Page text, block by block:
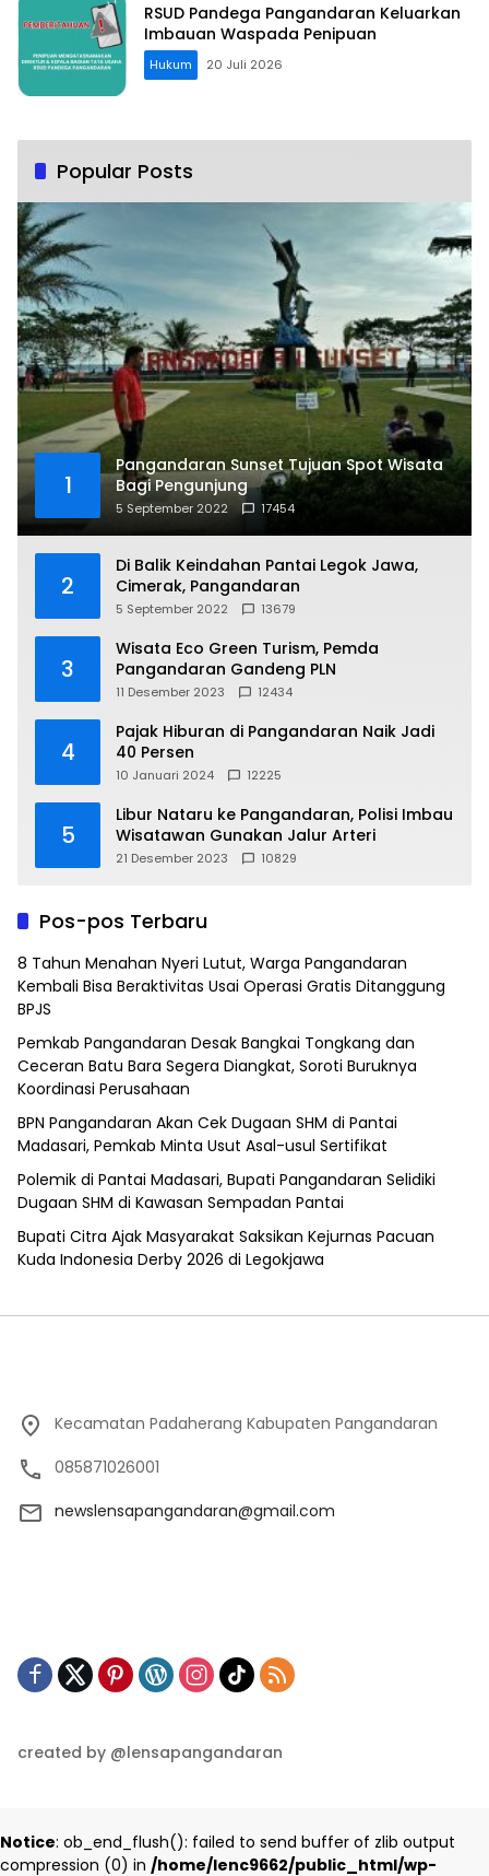
RSUD Pandega Pangandaran Keluarkan
Imbauan Waspada Penipuan
Hukum 20 Juli 2026
Popular Posts
1
Pangandaran Sunset Tujuan Spot Wisata
Bagi Pengunjung
5 September 2022 17454
2
Di Balik Keindahan Pantai Legok Jawa,
Cimerak, Pangandaran
5 September 2022 13679
3
Wisata Eco Green Turism, Pemda
Pangandaran Gandeng PLN
11 Desember 2023 12434
4
Pajak Hiburan di Pangandaran Naik Jadi
40 Persen
10 Januari 2024 12225
5
Libur Nataru ke Pangandaran, Polisi Imbau
Wisatawan Gunakan Jalur Arteri
21 Desember 2023 10829
Pos-pos Terbaru
8 Tahun Menahan Nyeri Lutut, Warga Pangandaran
Kembali Bisa Beraktivitas Usai Operasi Gratis Ditanggung
BPJS
Pemkab Pangandaran Desak Bangkai Tongkang dan
Ceceran Batu Bara Segera Diangkat, Soroti Buruknya
Koordinasi Perusahaan
BPN Pangandaran Akan Cek Dugaan SHM di Pantai
Madasari, Pemkab Minta Usut Asal-usul Sertifikat
Polemik di Pantai Madasari, Bupati Pangandaran Selidiki
Dugaan SHM di Kawasan Sempadan Pantai
Bupati Citra Ajak Masyarakat Saksikan Kejurnas Pacuan
Kuda Indonesia Derby 2026 di Legokjawa
Kecamatan Padaherang Kabupaten Pangandaran
085871026001
newslensapangandaran@gmail.com
created by @lensapangandaran
Notice: ob_end_flush(): failed to send buffer of zlib output
compression (0) in /home/lenc9662/public_html/wp-